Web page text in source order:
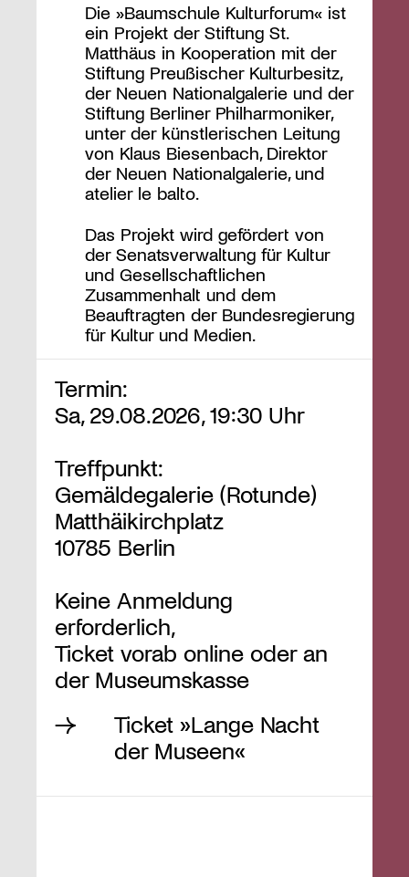
Die »Baumschule Kulturforum« ist
ein Projekt der Stiftung St.
Matthäus in Kooperation mit der
Stiftung Preußischer Kulturbesitz,
der Neuen Nationalgalerie und der
Stiftung Berliner Philharmoniker,
unter der künstlerischen Leitung
von Klaus Biesenbach, Direktor
der Neuen Nationalgalerie, und
atelier le balto.
Das Projekt wird gefördert von
der Senatsverwaltung für Kultur
und Gesellschaftlichen
Zusammenhalt und dem
Beauftragten der Bundesregierung
für Kultur und Medien.
Termin:
Sa, 29.08.2026, 19:30 Uhr
Treffpunkt:
Gemäldegalerie (Rotunde)
Matthäikirchplatz
10785 Berlin
Keine Anmeldung
erforderlich,
Ticket vorab online oder an
der Museumskasse
Ticket »Lange Nacht
der Museen«